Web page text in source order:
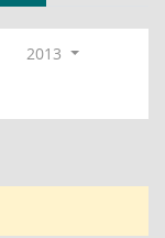
2013